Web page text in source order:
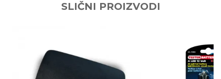
SLIČNI PROIZVODI